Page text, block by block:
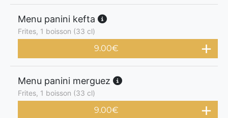
Menu panini kefta
Frites, 1 boisson (33 cl)
9.00€
Menu panini merguez
Frites, 1 boisson (33 cl)
9.00€